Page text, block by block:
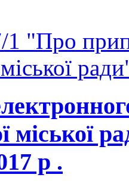
"Про
міської
р .